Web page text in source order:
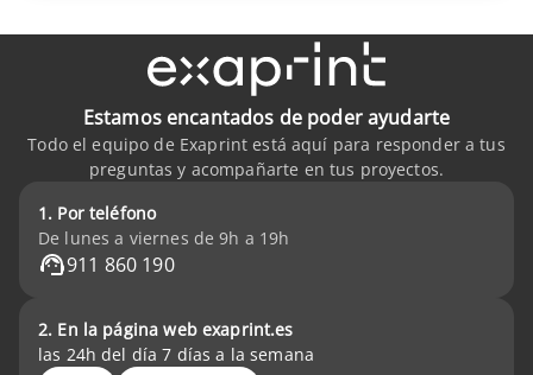
Estamos encantados de poder ayudarte
Todo el equipo de Exaprint está aquí para responder a tus
preguntas y acompañarte en tus proyectos.
1. Por teléfono
De lunes a viernes de 9h a 19h
911 860 190
2. En la página web exaprint.es
las 24h del día 7 días a la semana